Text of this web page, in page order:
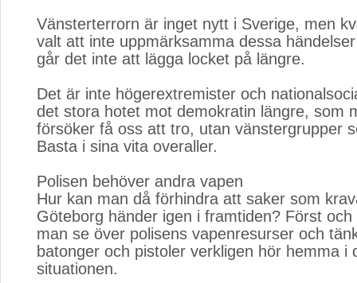
Vänsterterrorn är inget nytt i Sverige, men
valt att inte uppmärksamma dessa
går det inte att lägga locket på längre.
Det är inte högerextremister och
det stora hotet mot demokratin längre, som
försöker få oss att tro, utan vänstergrupper
Basta i sina vita overaller.
Polisen behöver andra vapen
Hur kan man då förhindra att saker som
Göteborg händer igen i framtiden? Först
man se över polisens vapenresurser och
batonger och pistoler verkligen hör hemma i
situationen.